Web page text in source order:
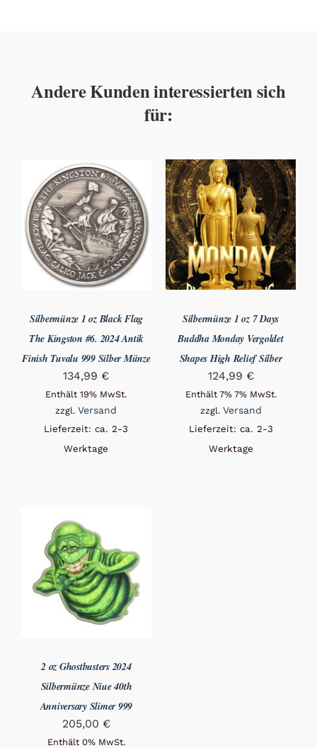
Andere Kunden interessierten sich
für:
Silbermünze 1 oz Black Flag
The Kingston #6. 2024 Antik
Finish Tuvalu 999 Silber Münze
134,99 €
Enthält 19% MwSt.
zzgl.Versand
Lieferzeit: ca. 2-3
Werktage
Silbermünze 1 oz 7 Days
Buddha Monday Vergoldet
Shapes High Relief Silber
124,99 €
Enthält 7% 7% MwSt.
zzgl. Versand
Lieferzeit: ca. 2-3
Werktage
2 oz Ghostbusters 2024
Silbermünze Niue 40th
Anniversary Slimer 999
205,00 €
Enthält 0% MwSt.